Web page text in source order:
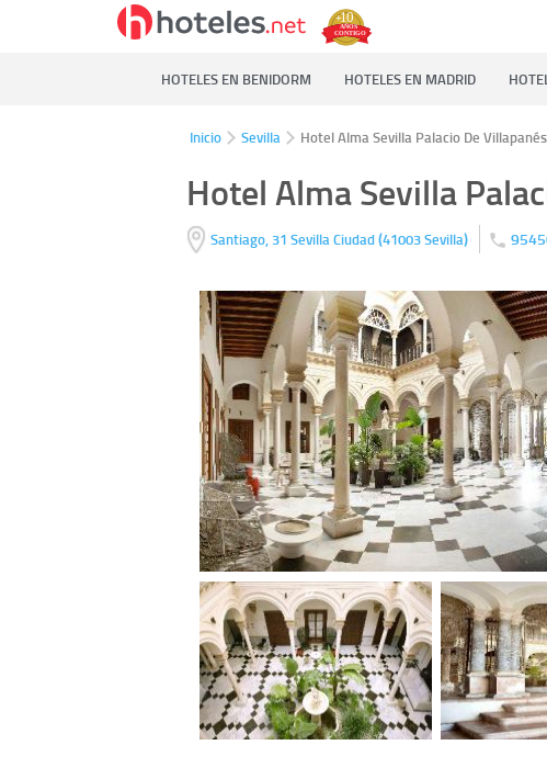
HOTELES EN BENIDORM HOTELES EN MADRID
Inicio Sevilla Hotel Alma Sevilla Palacio De Villapanés
Hotel Alma Sevilla
Santiago, 31 Sevilla Ciudad(41003Sevilla)